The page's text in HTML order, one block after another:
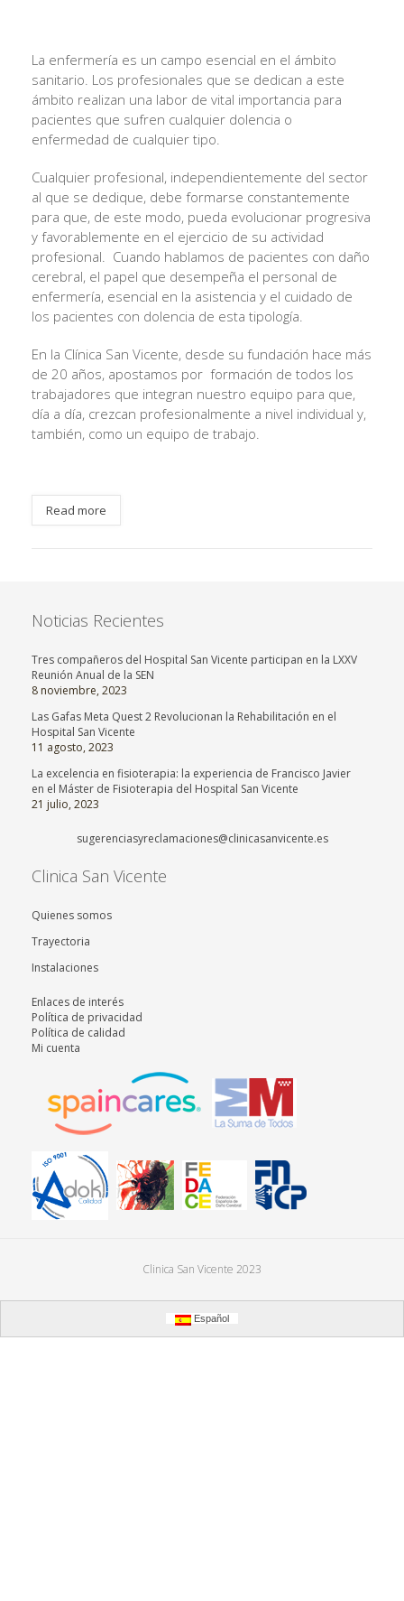
La enfermería es un campo esencial en el ámbito
sanitario. Los profesionales que se dedican a este
ámbito realizan una labor de vital importancia para
pacientes que sufren cualquier dolencia o
enfermedad de cualquier tipo.
Cualquier profesional, independientemente del sector
al que se dedique, debe formarse constantemente
para que, de este modo, pueda evolucionar progresiva
y favorablemente en el ejercicio de su actividad
profesional. Cuando hablamos de pacientes con daño
cerebral, el papel que desempeña el personal de
enfermería, esencial en la asistencia y el cuidado de
los pacientes con dolencia de esta tipología.
En la Clínica San Vicente, desde su fundación hace más
de 20 años, apostamos por formación de todos los
trabajadores que integran nuestro equipo para que,
día a día, crezcan profesionalmente a nivel individual y,
también, como un equipo de trabajo.
Read more
Noticias Recientes
Tres compañeros del Hospital San Vicente participan en la LXXV
Reunión Anual de la SEN
8 noviembre, 2023
Las Gafas Meta Quest 2 Revolucionan la Rehabilitación en el
Hospital San Vicente
11 agosto, 2023
La excelencia en fisioterapia: la experiencia de Francisco Javier
en el Máster de Fisioterapia del Hospital San Vicente
21 julio, 2023
sugerenciasyreclamaciones@clinicasanvicente.es
Clinica San Vicente
Quienes somos
Trayectoria
Instalaciones
Enlaces de interés
Política de privacidad
Política de calidad
Mi cuenta
Clinica San Vicente 2023
Español